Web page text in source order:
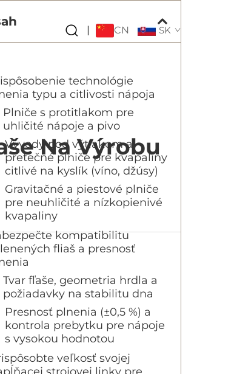
| CN SK
Na Výrobu
technológie
typu a citlivosti nápoja
Plniče s protitlakom pre
uhličité nápoje a pivo
Vývody pod výtlakom a
pretečné plniče pre kvapaliny
citlivé na kyslík (víno, džúsy)
Gravitačné a piestové plniče
pre neuhličité a nízkopienivé
kvapaliny
kompatibilitu
fliaš a presnosť
Tvar fľaše, geometria hrdla a
požiadavky na stabilitu dna
Presnosť plnenia (±0,5 %) a
kontrola prebytku pre nápoje
s vysokou hodnotou
veľkosť svojej